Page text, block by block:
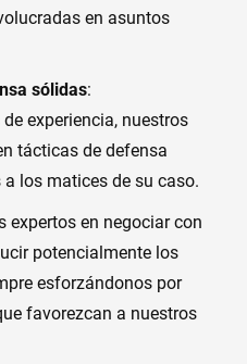
en asuntos
sólidas:
experiencia, nuestros
tácticas de defensa
los matices de su caso.
expertos en negociar con
potencialmente los
esforzándonos por
favorezcan a nuestros